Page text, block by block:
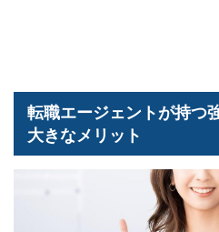
転職エージェントが持つ
大きなメリット